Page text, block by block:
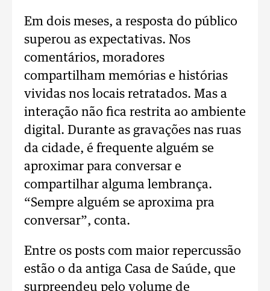
Em dois meses, a resposta do público
superou as expectativas. Nos
comentários, moradores
compartilham memórias e histórias
vividas nos locais retratados. Mas a
interação não fica restrita ao ambiente
digital. Durante as gravações nas ruas
da cidade, é frequente alguém se
aproximar para conversar e
compartilhar alguma lembrança.
“Sempre alguém se aproxima pra
conversar”, conta.
Entre os posts com maior repercussão
estão o da antiga Casa de Saúde, que
surpreendeu pelo volume de